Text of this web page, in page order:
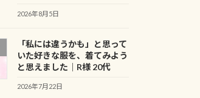
2026年8月5日
「私には違うかも」と思って
いた好きな服を、着てみよう
と思えました｜R様 20代
2026年7月22日